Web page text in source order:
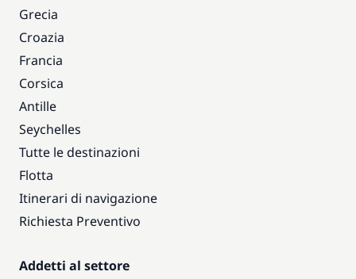
Grecia
Croazia
Francia
Corsica
Antille
Seychelles
Tutte le destinazioni
Flotta
Itinerari di navigazione
Richiesta Preventivo
Addetti al settore